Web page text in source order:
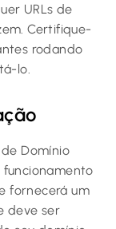
URLs de
Certifique-
rodando
lo.
Domínio
funcionamento
fornecerá um
deve ser